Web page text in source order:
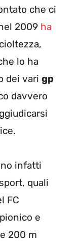
che ci
2009 ha
lo ha
dei vari gp
davvero
infatti
quali
FC
e
200 m